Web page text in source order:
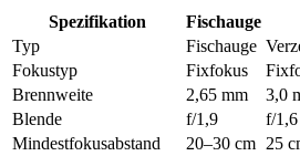
Spezifikation Fischauge
Typ
Fischauge
Fokustyp
Fixfokus
Brennweite
2,65 mm
3,0
Blende
f/1,9
f/1,6
Mindestfokusabstand
20–30 cm 25